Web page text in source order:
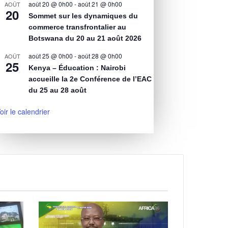
AOÛT
20
août 20 @ 0h00 -août 21 @ 0h00
Sommet sur les dynamiques du
commerce transfrontalier au
Botswana du 20 au 21 août 2026
AOÛT
25
août 25 @ 0h00 -août 28 @ 0h00
Kenya – Éducation : Nairobi
accueille la 2e Conférence de l’EAC
du 25 au 28 août
le calendrier